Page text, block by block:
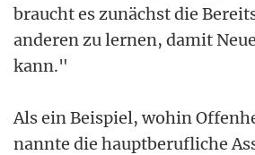
braucht es zunächst die
anderen zu lernen, damit
kann."
Als ein Beispiel, wohin
nannte die hauptberufliche